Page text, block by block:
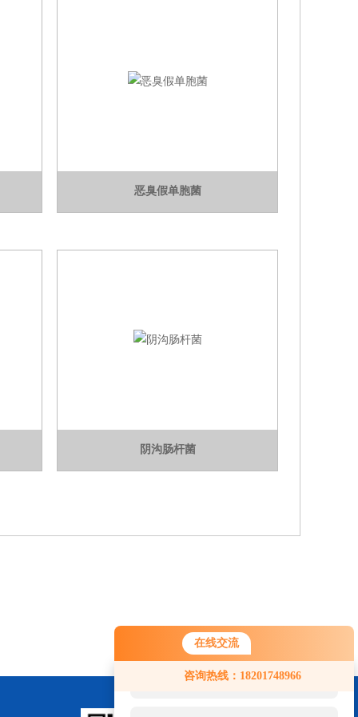
在线交流
咨询热线：18201748966
您好！欢迎前来咨询，很高兴为您
服务，请问您要咨询什么问题呢？
恶臭假单胞菌
阴沟肠杆菌